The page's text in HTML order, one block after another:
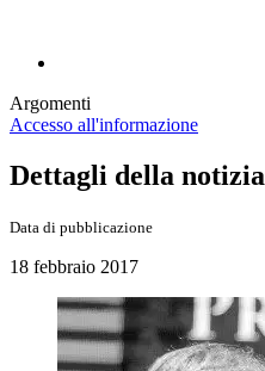
Argomenti
Accesso all'informazione
Dettagli della notizia
Data di pubblicazione
18 febbraio 2017